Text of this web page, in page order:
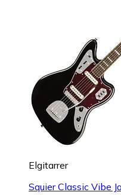
Elgitarrer
Squier Classic Vibe